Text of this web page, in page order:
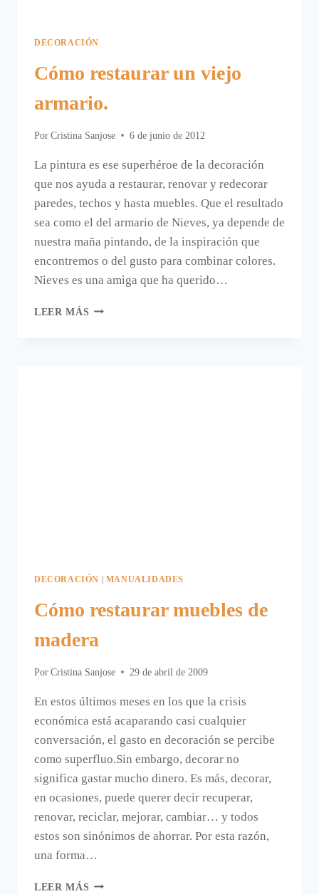
DECORACIÓN
Cómo restaurar un viejo
armario.
Por Cristina Sanjose 6 de junio de 2012
La pintura es ese superhéroe de la decoración
que nos ayuda a restaurar, renovar y redecorar
paredes, techos y hasta muebles. Que el resultado
sea como el del armario de Nieves, ya depende de
nuestra maña pintando, de la inspiración que
encontremos o del gusto para combinar colores.
Nieves es una amiga que ha querido…
LEER MÁS CÓMO
DECORACIÓN MANUALIDADES
Cómo restaurar muebles de
madera
Por Cristina Sanjose 29 de abril de 2009
En estos últimos meses en los que la crisis
económica está acaparando casi cualquier
conversación, el gasto en decoración se percibe
como superfluo.Sin embargo, decorar no
significa gastar mucho dinero. Es más, decorar,
en ocasiones, puede querer decir recuperar,
renovar, reciclar, mejorar, cambiar… y todos
estos son sinónimos de ahorrar. Por esta razón,
una forma…
LEER MÁS CÓMO